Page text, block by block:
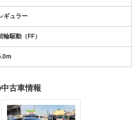
ギュラー
輪駆動（FF）
m
古車情報